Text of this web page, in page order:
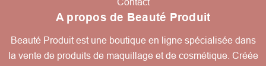
Contact
A propos de Beauté Produit
Beauté Produit est une boutique en ligne spécialisée dans
la vente de produits de maquillage et de cosmétique. Créée